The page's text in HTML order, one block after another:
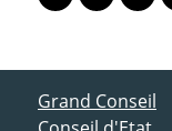
ACCÈS
Grand Conseil